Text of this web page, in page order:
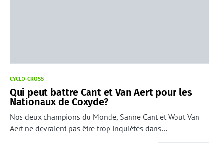
CYCLO-CROSS
Qui peut battre Cant et Van Aert pour les
Nationaux de Coxyde?
Nos deux champions du Monde, Sanne Cant et Wout Van
Aert ne devraient pas être trop inquiétés dans…